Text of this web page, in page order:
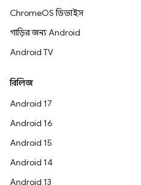
ChromeOS ডিভাইস
গাড়ির জন্য Android
Android TV
রিলিজ
Android 17
Android 16
Android 15
Android 14
Android 13